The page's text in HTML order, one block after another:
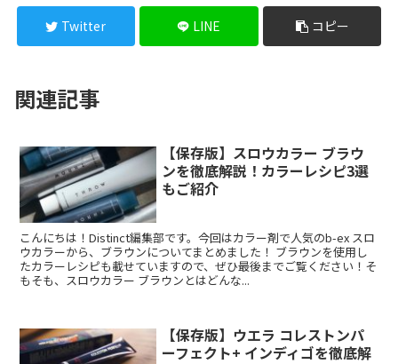
Twitter LINE コピー
関連記事
【保存版】スロウカラー ブラウ
ンを徹底解説！カラーレシピ3選
もご紹介
こんにちは！Distinct編集部です。今回はカラー剤で人気のb-ex スロ
ウカラーから、ブラウンについてまとめました！ ブラウンを使用し
たカラーレシピも載せていますので、ぜひ最後までご覧ください！そ
もそも、スロウカラー ブラウンとはどんな...
【保存版】ウエラ コレストンパ
ーフェクト+ インディゴを徹底解